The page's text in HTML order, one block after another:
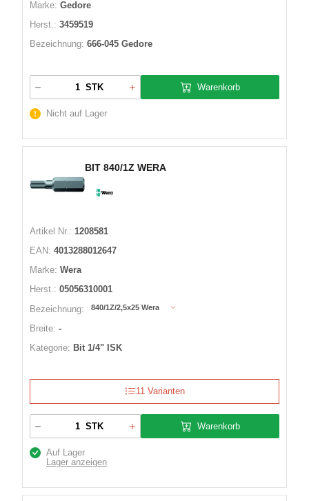
Marke: Gedore
Herst.: 3459519
Bezeichnung: 666-045 Gedore
STK Warenkorb
Nicht auf Lager
BIT 840/1Z WERA
Artikel Nr.: 1208581
EAN: 4013288012647
Marke: Wera
Herst.: 05056310001
Bezeichnung:
840/1Z/2,5x25 Wera
Breite: -
Kategorie: Bit 1/4" ISK
11 Varianten
STK Warenkorb
Auf Lager
Lager anzeigen